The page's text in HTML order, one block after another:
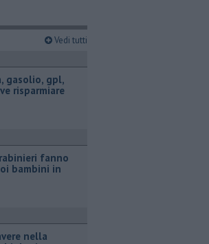
Vedi tutti
gasolio, gpl,
risparmiare
fanno
bambini in
nella